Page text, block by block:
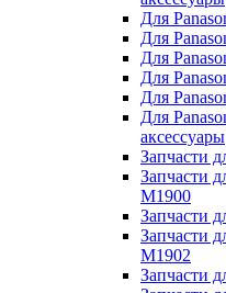
Для
Для
Для
Для
Для
Для
аксессуары
Запчасти
Запчасти
M1900
Запчасти
Запчасти
M1902
Запчасти